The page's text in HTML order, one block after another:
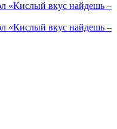
«Кислый вкус найдешь –
«Кислый вкус найдешь –